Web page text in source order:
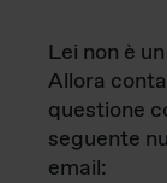
Lei non è
Allora
questione
seguente
email: